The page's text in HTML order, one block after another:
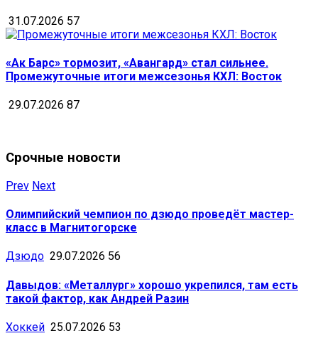
31.07.2026 57
«Ак Барс» тормозит, «Авангард» стал сильнее.
Промежуточные итоги межсезонья КХЛ: Восток
29.07.2026 87
Срочные новости
Prev Next
Олимпийский чемпион по дзюдо проведёт мастер-
класс в Магнитогорске
Дзюдо 29.07.2026 56
Давыдов: «Металлург» хорошо укрепился, там есть
такой фактор, как Андрей Разин
Хоккей 25.07.2026 53